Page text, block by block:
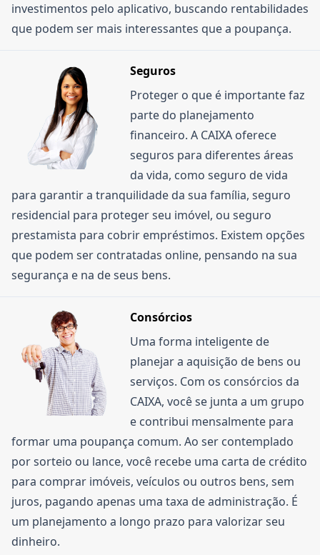
investimentos pelo aplicativo, buscando rentabilidades
que podem ser mais interessantes que a poupança.
Seguros
Proteger o que é importante faz
parte do planejamento
financeiro. A CAIXA oferece
seguros para diferentes áreas
da vida, como seguro de vida
para garantir a tranquilidade da sua família, seguro
residencial para proteger seu imóvel, ou seguro
prestamista para cobrir empréstimos. Existem opções
que podem ser contratadas online, pensando na sua
segurança e na de seus bens.
Consórcios
Uma forma inteligente de
planejar a aquisição de bens ou
serviços. Com os consórcios da
CAIXA, você se junta a um grupo
e contribui mensalmente para
formar uma poupança comum. Ao ser contemplado
por sorteio ou lance, você recebe uma carta de crédito
para comprar imóveis, veículos ou outros bens, sem
juros, pagando apenas uma taxa de administração. É
um planejamento a longo prazo para valorizar seu
dinheiro.